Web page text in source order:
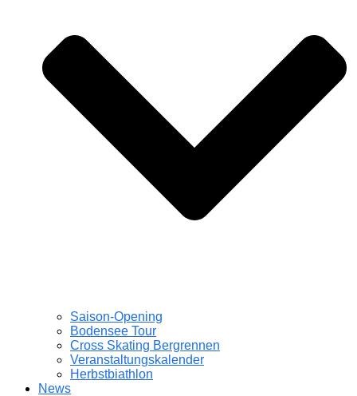
Saison-Opening
Bodensee Tour
Cross Skating Bergrennen
Veranstaltungskalender
Herbstbiathlon
News